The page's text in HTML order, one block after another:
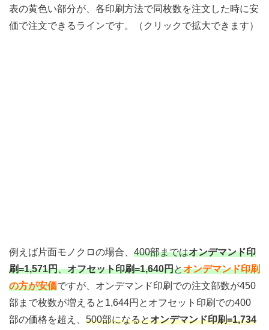
表の黄色い部分が、各印刷方法で同枚数を注文した時に安
価で注文できるラインです。（クリックで拡大できます）
例えば片面モノクロの場合、 400部まではオンデマンド印
刷=1,571円、オフセット印刷=1,640円とオンデマンド印刷
の方が安価ですが、オンデマンド印刷での注文部数が450
部まで枚数が増えると1,644円とオフセット印刷での400
部の価格を超え、 500部になるとオンデマンド印刷=1,734